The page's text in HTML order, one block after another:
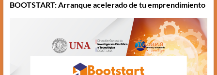
BOOTSTART: Arranque acelerado de tu emprendimiento